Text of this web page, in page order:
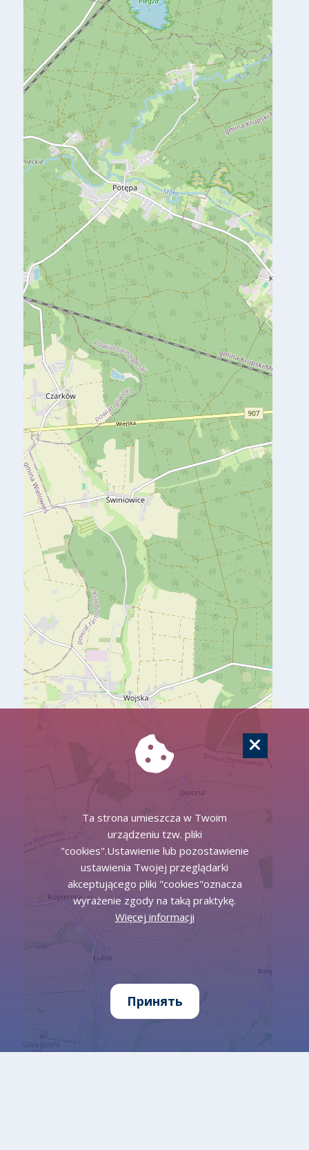
Ta strona umieszcza w Twoim
urządzeniu tzw. pliki
"cookies".Ustawienie lub pozostawienie
ustawienia Twojej przeglądarki
akceptującego pliki "cookies"oznacza
wyrażenie zgody na taką praktykę.
Więcej informacji
Принять